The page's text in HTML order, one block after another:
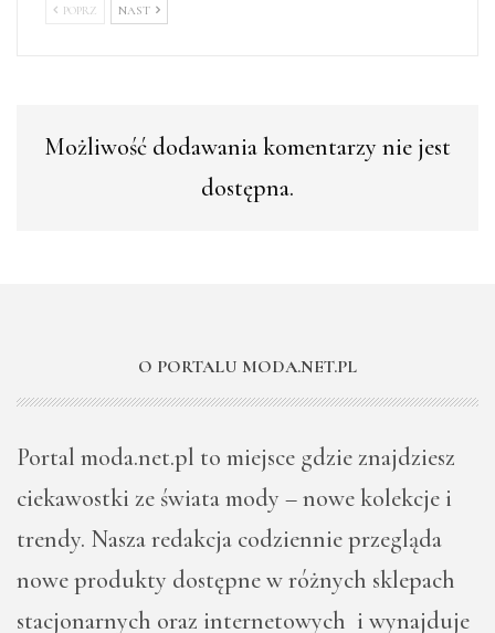
POPRZ NAST
Możliwość dodawania komentarzy nie jest
dostępna.
O PORTALU MODA.NET.PL
Portal moda.net.pl to miejsce gdzie znajdziesz
ciekawostki ze świata mody – nowe kolekcje i
trendy. Nasza redakcja codziennie przegląda
nowe produkty dostępne w różnych sklepach
stacjonarnych oraz internetowych i wynajduje